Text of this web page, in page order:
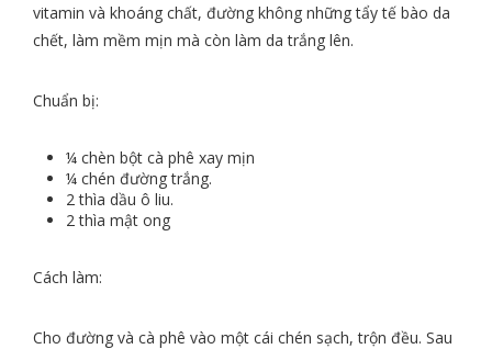
vitamin và khoáng chất, đường không những tẩy tế bào da
chết, làm mềm mịn mà còn làm da trắng lên.
Chuẩn bị:
¼ chèn bột cà phê xay mịn
¼ chén đường trắng.
2 thìa dầu ô liu.
2 thìa mật ong
Cách làm:
Cho đường và cà phê vào một cái chén sạch, trộn đều. Sau